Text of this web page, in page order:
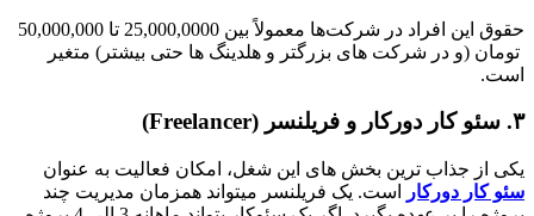
حقوق این افراد در شرکت‌ها معمولاً بین 25,000,0000 تا 50,000,000
تومان (و در شرکت‌ های بزرگتر و هلدینگ‌ ها حتی بیشتر) متغیر
است.
۳. سئو کار دورکار و فریلنسر (Freelancer)
یکی از جذاب‌ ترین بخش‌ های این شغل، امکان فعالیت به عنوان
سئو کار دورکار
است. یک فریلنسر میتواند همزمان مدیریت چند